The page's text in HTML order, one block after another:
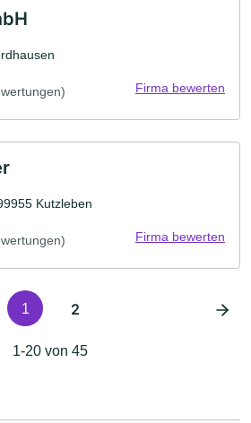
Firma bewerten
Kutzleben
Firma bewerten
1 2
1-20 von 45